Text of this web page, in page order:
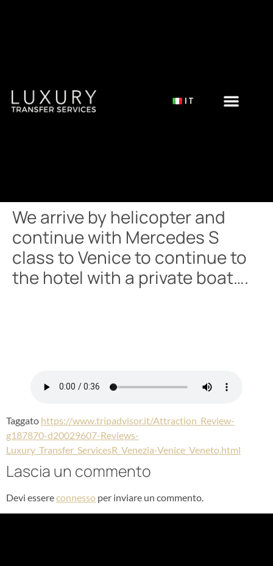
IT
We arrive by helicopter and
continue with Mercedes S
class to Venice to continue to
the hotel with a private boat….
Taggato https://www.tripadvisor.it/Attraction_Review-
g187870-d20029607-Reviews-
Luxury_Transfer_ServicesR_Venezia-Venice_Veneto.html
Lascia un commento
Devi essereconnesso per inviare un commento.